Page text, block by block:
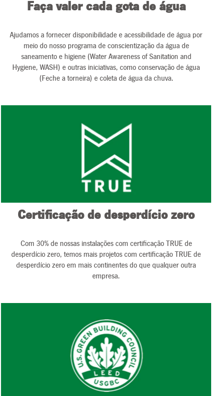
Faça valer cada gota de água
Ajudamos a fornecer disponibilidade e acessibilidade de água por
meio do nosso programa de conscientização da água de
saneamento e higiene (Water Awareness of Sanitation and
Hygiene, WASH) e outras iniciativas, como conservação de água
(Feche a torneira) e coleta de água da chuva.
Certificação de desperdício zero
Com 30% de nossas instalações com certificação TRUE de
desperdício zero, temos mais projetos com certificação TRUE de
desperdício zero em mais continentes do que qualquer outra
empresa.